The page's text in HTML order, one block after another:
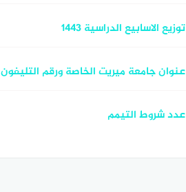
توزيع الاسابيع الدراسية 1443
عنوان جامعة ميريت الخاصة ورقم التليفون
عدد شروط التيمم